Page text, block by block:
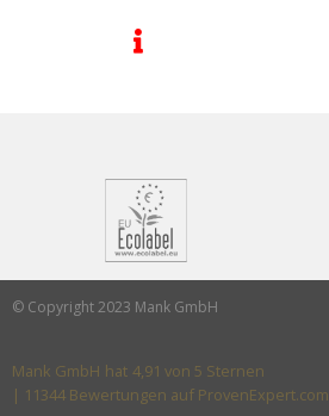
© Copyright 2023 Mank GmbH
Mank GmbH hat 4,91 von 5 Sternen
| 11344 Bewertungen auf ProvenExpert.com